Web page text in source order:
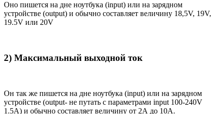
Оно пишется на дне ноутбука (input) или на зарядном
устройстве (output) и обычно составляет величину 18,5V, 19V,
19.5V или 20V
2) Максимальный выходной ток
Он так же пишется на дне ноутбука (input) или на зарядном
устройстве (output- не путать с параметрами input 100-240V
1.5A) и обычно составляет величину от 2А до 10A.